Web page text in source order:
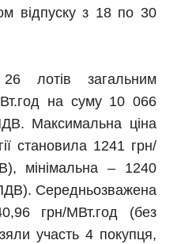
відпуску з 18 по 30
лотів загальним
на суму 10 066
Максимальна ціна
становила 1241 грн/
мінімальна – 1240
Середньозважена
грн/МВт.год (без
участь 4 покупця,